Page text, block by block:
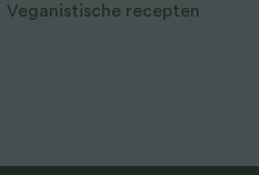
Veganistische recepten